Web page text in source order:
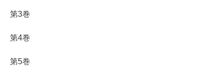
第3巻
第4巻
第5巻